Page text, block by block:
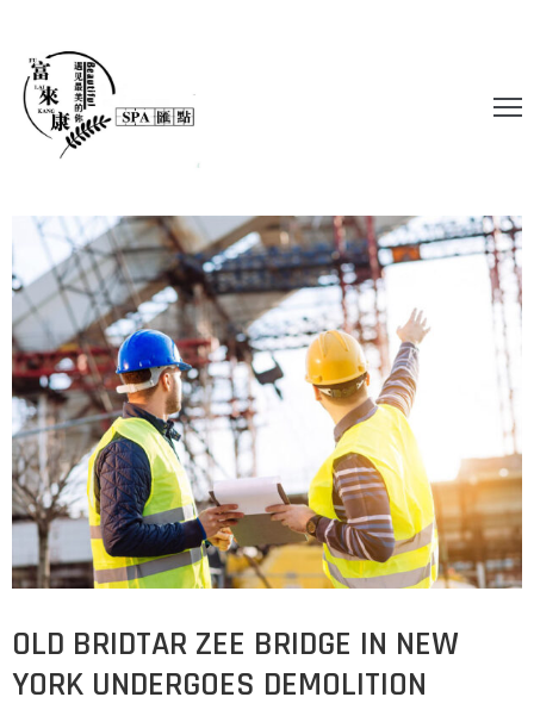
OLD BRIDTAR ZEE BRIDGE IN NEW
YORK UNDERGOES DEMOLITION